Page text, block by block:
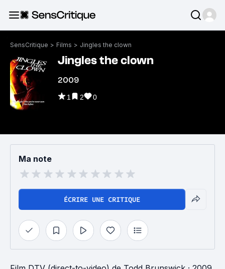
SensCritique > Films > Jingles the clown
Jingles the clown
2009
1 2 0
Ma note
ÉCRIRE UNE CRITIQUE